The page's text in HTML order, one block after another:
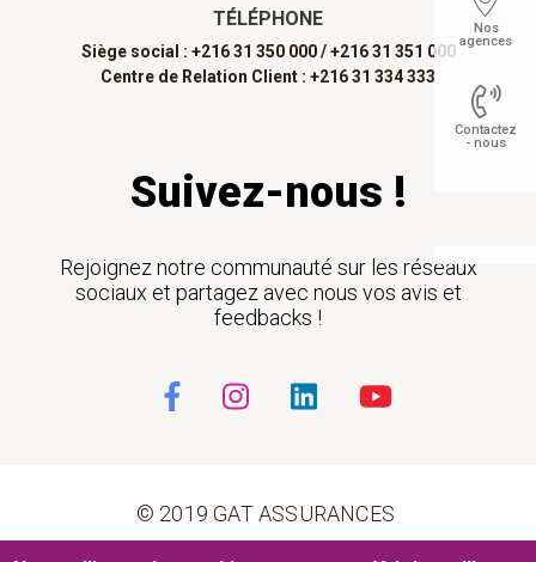
TÉLÉPHONE
Siège social : +216 31 350 000 / +216 31 351 000
Centre de Relation Client : +216 31 334 333
Suivez-nous !
Rejoignez notre communauté sur les réseaux
sociaux et partagez avec nous vos avis et
feedbacks !
© 2019 GAT ASSURANCES
Float
Nos
agences
Contactez
- nous